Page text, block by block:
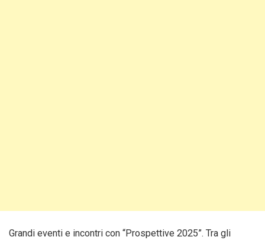
Grandi eventi e incontri con “Prospettive 2025”. Tra gli